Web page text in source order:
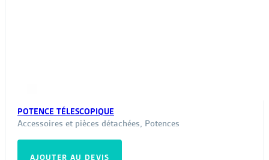
POTENCE TÉLESCOPIQUE
Accessoires et pièces détachées, Potences
AJOUTER AU DEVIS